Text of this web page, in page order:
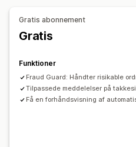
Automatisk synkronisering af
Tilpassede arbejdsprocesser
Gratis abonnement
Gratis
Funktioner
Fraud Guard: Håndter risikable
Tilpassede meddelelser på
Få en forhåndsvisning af